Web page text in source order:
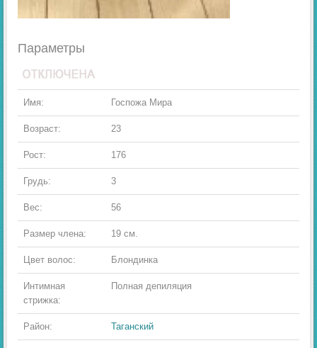
Параметры
Имя: Госпожа Мира
Возраст: 23
Рост: 176
Грудь: 3
Вес: 56
Размер члена: 19 см.
Цвет волос: Блондинка
Интимная
стрижка:
Полная депиляция
Район: Таганский